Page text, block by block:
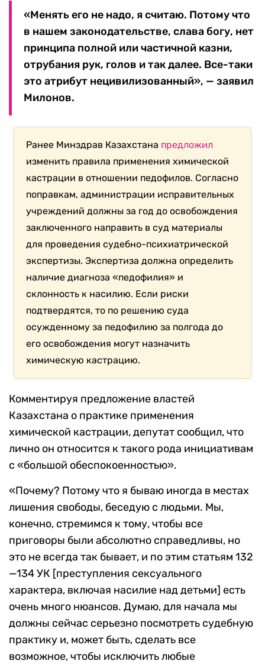
«Менять его не надо, я считаю. Потому что
в нашем законодательстве, слава богу, нет
принципа полной или частичной казни,
отрубания рук, голов и так далее. Все-таки
это атрибут нецивилизованный», — заявил
Милонов.
Ранее Минздрав Казахстана предложил
изменить правила применения химической
кастрации в отношении педофилов. Согласно
поправкам, администрации исправительных
учреждений должны за год до освобождения
заключенного направить в суд материалы
для проведения судебно-психиатрической
экспертизы. Экспертиза должна определить
наличие диагноза «педофилия» и
склонность к насилию. Если риски
подтвердятся, то по решению суда
осужденному за педофилию за полгода до
его освобождения могут назначить
химическую кастрацию.
Комментируя предложение властей
Казахстана о практике применения
химической кастрации, депутат сообщил, что
лично он относится к такого рода инициативам
с «большой обеспокоенностью».
«Почему? Потому что я бываю иногда в местах
лишения свободы, беседую с людьми. Мы,
конечно, стремимся к тому, чтобы все
приговоры были абсолютно справедливы, но
это не всегда так бывает, и по этим статьям 132
—134 УК [преступления сексуального
характера, включая насилие над детьми] есть
очень много нюансов. Думаю, для начала мы
должны сейчас серьезно посмотреть судебную
практику и, может быть, сделать все
возможное, чтобы исключить любые